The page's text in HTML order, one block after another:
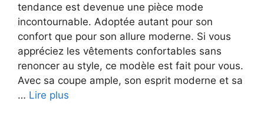
tendance est devenue une pièce mode
incontournable. Adoptée autant pour son
confort que pour son allure moderne. Si vous
appréciez les vêtements confortables sans
renoncer au style, ce modèle est fait pour vous.
Avec sa coupe ample, son esprit moderne et sa
… Lire plus